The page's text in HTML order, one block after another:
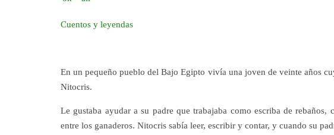
Cuentos y leyendas
En un pequeño pueblo del Bajo Egipto vivía una joven de veinte años
Nitocris.
Le gustaba ayudar a su padre que trabajaba como escriba de
entre los ganaderos. Nitocris sabía leer, escribir y contar, y cuando su